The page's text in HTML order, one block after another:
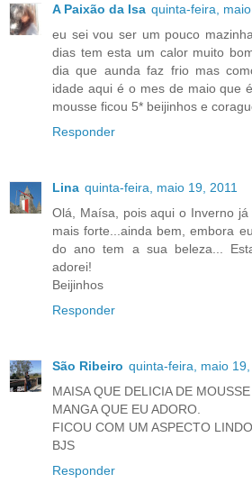
A Paixão da Isa quinta-feira,
eu sei vou ser um pouco
dias tem esta um calor muito
dia que aunda faz frio mas
idade aqui é o mes de maio que
mousse ficou 5* beijinhos e
Responder
Lina quinta-feira, maio 19, 2011
Olá, Maísa, pois aqui o Inverno
mais forte...ainda bem, embora
do ano tem a sua beleza...
adorei!
Beijinhos
Responder
São Ribeiro quinta-feira, maio 19,
MAISA QUE DELICIA DE
MANGA QUE EU ADORO.
FICOU COM UM ASPECTO
BJS
Responder